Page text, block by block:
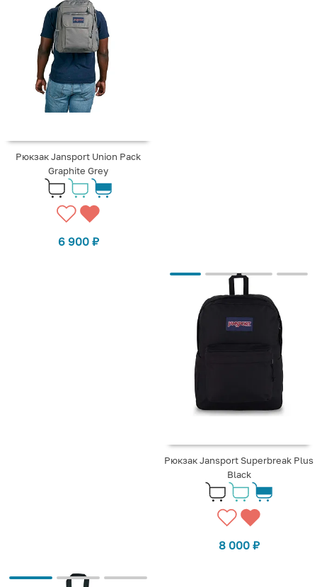
Рюкзак Jansport Union Pack
Graphite Grey
6 900 ₽
Рюкзак Jansport Superbreak Plus
Black
8 000 ₽